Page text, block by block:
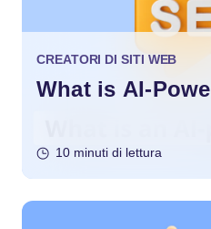
CREATORI DI SITI WEB
What is AI-
10 minuti di lettura